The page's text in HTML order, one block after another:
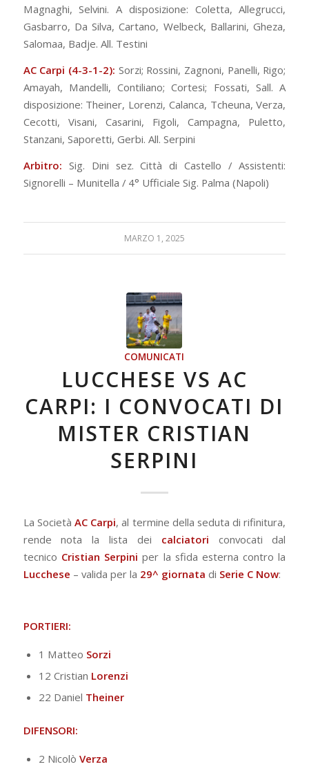
Magnaghi, Selvini. A disposizione: Coletta, Allegrucci,
Gasbarro, Da Silva, Cartano, Welbeck, Ballarini, Gheza,
Salomaa, Badje. All. Testini
AC Carpi (4-3-1-2): Sorzi; Rossini, Zagnoni, Panelli, Rigo;
Amayah, Mandelli, Contiliano; Cortesi; Fossati, Sall. A
disposizione: Theiner, Lorenzi, Calanca, Tcheuna, Verza,
Cecotti, Visani, Casarini, Figoli, Campagna, Puletto,
Stanzani, Saporetti, Gerbi. All. Serpini
Arbitro: Sig. Dini sez. Città di Castello / Assistenti:
Signorelli – Munitella / 4° Ufficiale Sig. Palma (Napoli)
MARZO 1, 2025
COMUNICATI
LUCCHESE VS AC
CARPI: I CONVOCATI DI
MISTER CRISTIAN
SERPINI
La Società AC Carpi, al termine della seduta di rifinitura,
rende nota la lista dei calciatori convocati dal
tecnico Cristian Serpini per la sfida esterna contro la
Lucchese – valida per la 29^ giornata di Serie C Now:
PORTIERI:
1 Matteo Sorzi
12 Cristian Lorenzi
22 Daniel Theiner
DIFENSORI:
2 Nicolò Verza